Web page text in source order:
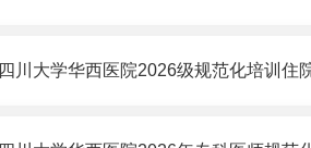
四川大学华西医院2026级规范化培训住